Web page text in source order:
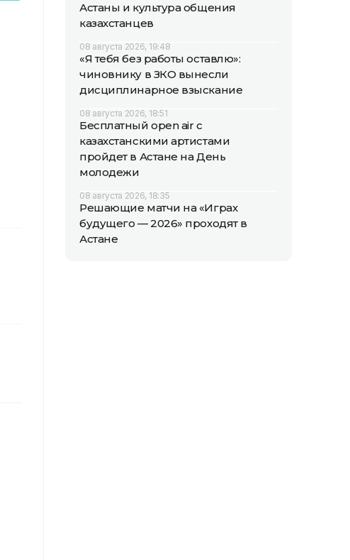
Астаны и культура общения
казахстанцев
08 августа 2026, 19:48
«Я тебя без работы оставлю»:
чиновнику в ЗКО вынесли
дисциплинарное взыскание
08 августа 2026, 18:51
Бесплатный open air с
казахстанскими артистами
пройдет в Астане на День
молодежи
08 августа 2026, 18:35
Решающие матчи на «Играх
будущего — 2026» проходят в
Астане